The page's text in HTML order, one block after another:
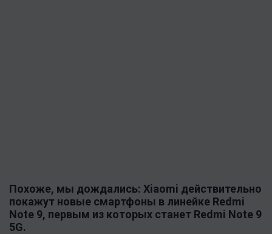
Похоже, мы дождались: Xiaomi действительно
покажут новые смартфоны в линейке Redmi
Note 9, первым из которых станет Redmi Note 9
5G.